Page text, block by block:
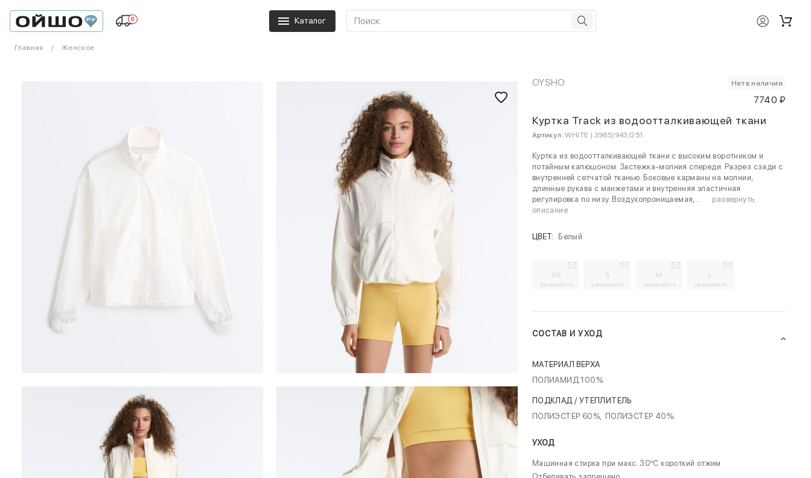
8 Каталог
Главная Женское
OYSHO Нет в наличии
7740 ₽
Куртка Track из водоотталкивающей ткани
Артикул: WHITE | 3985/943/251
Куртка из водоотталкивающей ткани с высоким воротником и
потайным капюшоном. Застежка-молния спереди. Разрез сзади с
внутренней сетчатой тканью. Боковые карманы на молнии,
длинные рукава с манжетами и внутренняя эластичная
регулировка по низу. Воздухопроницаемая,...
развернуть
описание
ЦВЕТ: Белый
XS
уведомить
S
уведомить
M
уведомить
L
уведомить
СОСТАВ И УХОД
МАТЕРИАЛ ВЕРХА
ПОЛИАМИД 100%.
ПОДКЛАД / УТЕПЛИТЕЛЬ
ПОЛИЭСТЕР 60%, ПОЛИЭСТЕР 40%.
УХОД
Машинная стирка при макс. 30ºC короткий отжим